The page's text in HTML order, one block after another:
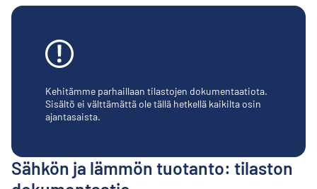
Kehitämme parhaillaan tilastojen dokumentaatiota.
Sisältö ei välttämättä ole tällä hetkellä kaikilta osin
ajantasaista.
Sähkön ja lämmön tuotanto: tilaston